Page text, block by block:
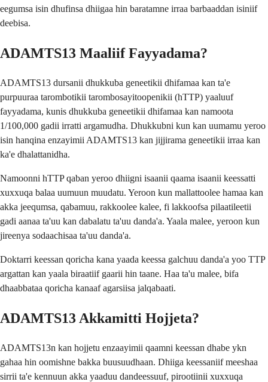
eegumsa isin dhufinsa dhiigaa hin baratamne irraa barbaaddan isiniif
deebisa.
ADAMTS13 Maaliif Fayyadama?
ADAMTS13 dursanii dhukkuba geneetikii dhifamaa kan ta'e
purpuuraa tarombotikii tarombosayitoopenikii (hTTP) yaaluuf
fayyadama, kunis dhukkuba geneetikii dhifamaa kan namoota
1/100,000 gadii irratti argamudha. Dhukkubni kun kan uumamu yeroo
isin hanqina enzayimii ADAMTS13 kan jijjirama geneetikii irraa kan
ka'e dhalattanidha.
Namoonni hTTP qaban yeroo dhiigni isaanii qaama isaanii keessatti
xuxxuqa balaa uumuun muudatu. Yeroon kun mallattoolee hamaa kan
akka jeequmsa, qabamuu, rakkoolee kalee, fi lakkoofsa pilaatileetii
gadi aanaa ta'uu kan dabalatu ta'uu danda'a. Yaala malee, yeroon kun
jireenya sodaachisaa ta'uu danda'a.
Doktarri keessan qoricha kana yaada keessa galchuu danda'a yoo TTP
argattan kan yaala biraatiif gaarii hin taane. Haa ta'u malee, bifa
dhaabbataa qoricha kanaaf agarsiisa jalqabaati.
ADAMTS13 Akkamitti Hojjeta?
ADAMTS13n kan hojjetu enzaayimii qaamni keessan dhabe ykn
gahaa hin oomishne bakka buusuudhaan. Dhiiga keessaniif meeshaa
sirrii ta'e kennuun akka yaaduu dandeessuuf, pirootiinii xuxxuqa